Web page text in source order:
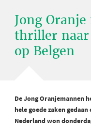
Jong
thriller naar
op Belgen
De Jong Oranjemannen
hele goede zaken
Nederland won